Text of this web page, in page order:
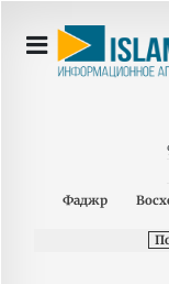
Фаджр